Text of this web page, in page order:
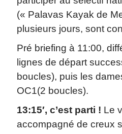
(« Palavas Kayak de
plusieurs jours, sont
Pré briefing à 11:00,
lignes de départ
boucles), puis les
OC1(2 boucles).
13:15′, c’est parti ! Le
accompagné de creux